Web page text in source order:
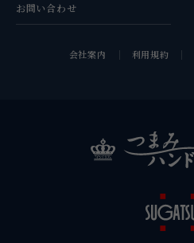
お問い合わせ
会社案内 利用規約